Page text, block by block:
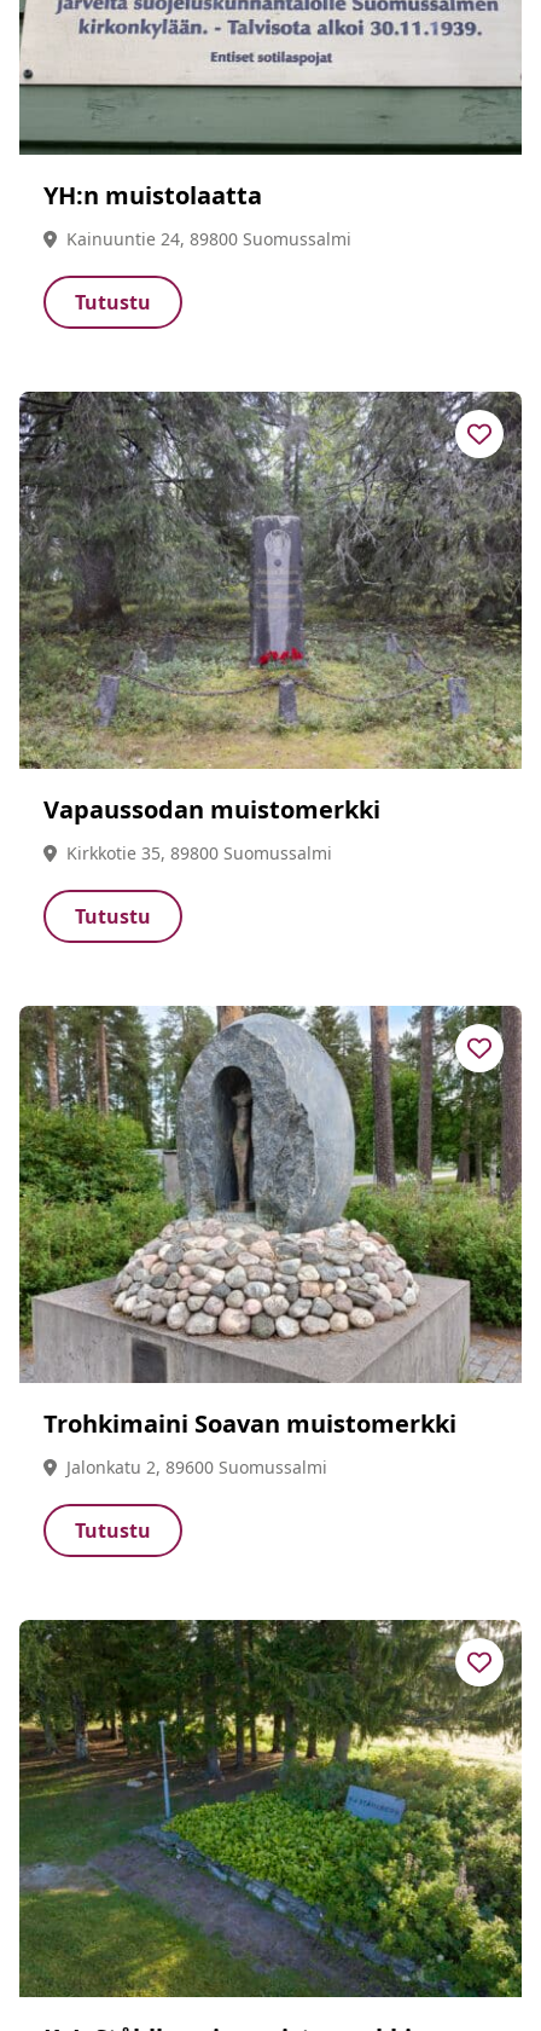
YH:n muistolaatta
Kainuuntie 24, 89800 Suomussalmi
Tutustu
Vapaussodan muistomerkki
Kirkkotie 35, 89800 Suomussalmi
Tutustu
Trohkimaini Soavan muistomerkki
Jalonkatu 2, 89600 Suomussalmi
Tutustu